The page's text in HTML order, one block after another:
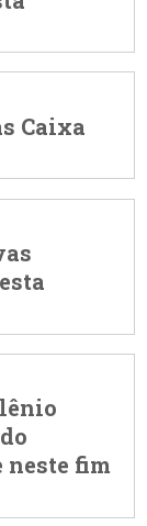
Caixa
neste fim